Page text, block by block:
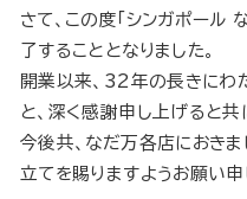
さて、この度「シンガポール
了することとなりました。
開業以来、32年の長きにわ
と、深く感謝申し上げると共
今後共、なだ万各店におき
立てを賜りますようお願い申